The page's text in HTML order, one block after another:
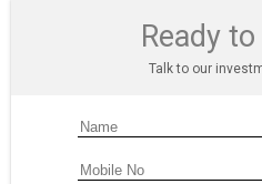
Ready
Talk to our